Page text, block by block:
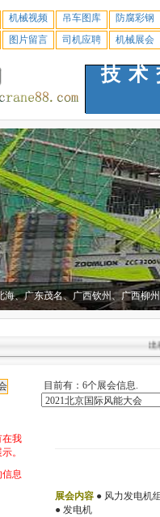
机械视频 吊车图库
防腐彩钢
图片留言 司机应聘 机械展会
技
出租
我
。
息
目前有：6个展会信息.
展会内容 ● 风力发电机
● 发电机